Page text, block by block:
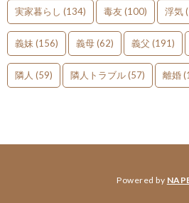
実家暮らし (134) 毒友(100) 浮気
義妹(156) 義母(62) 義父 (191)
隣人 (59) 隣人トラブル(57) 離婚
Powered by